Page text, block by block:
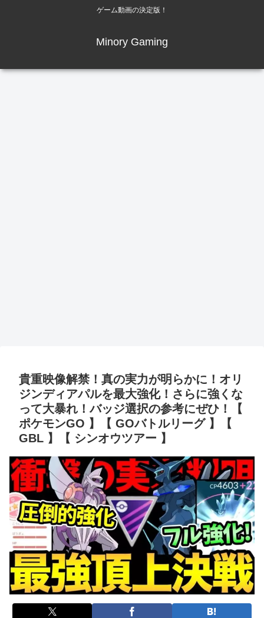
ゲーム動画の決定版！
Minory Gaming
貴重映像解禁！真の実力が明らかに！オリ
ジンディアパルを最大強化！さらに強くな
って大暴れ！バッジ選択の参考にぜひ！【
ポケモンGO 】【 GOバトルリーグ 】【
GBL 】【 シンオウツアー 】